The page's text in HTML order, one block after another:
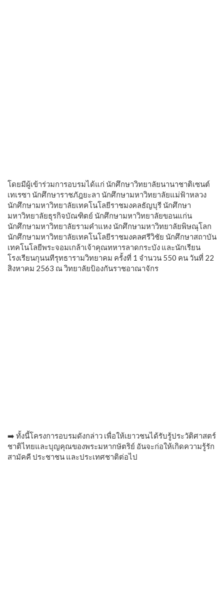
โดยมีผู้เข้าร่วมการอบรมได้แก่ นักศึกษาวิทยาลัยนานาชาติเซนต์
เทเรซา นักศึกษาราชภัฎยะลา นักศึกษามหาวิทยาลัยแม่ฟ้าหลวง
นักศึกษามหาวิทยาลัยเทคโนโลยีราชมงคลธัญบุรี นักศึกษา
มหาวิทยาลัยธุรกิจบัณฑิตย์ นักศึกษามหาวิทยาลัยขอนแก่น
นักศึกษามหาวิทยาลัยรามคำแหง นักศึกษามหาวิทยาลัยพิษณุโลก
นักศึกษามหาวิทยาลัยเทคโนโลยีราชมงคลศรีวิชัย นักศึกษาสถาบัน
เทคโนโลยีพระจอมเกล้าเจ้าคุณทหารลาดกระบัง และนักเรียน
โรงเรียนกุนนทีรุทธารามวิทยาคม ครั้งที่ 1 จำนวน 550 คน วันที่ 22
สิงหาคม 2563 ณ วิทยาลัยป้องกันราชอาณาจักร
➡️ ทั้งนี้โครงการอบรมดังกล่าว เพื่อให้เยาวชนได้รับรู้ประวัติศาสตร์
ชาติไทยและบุญคุณของพระมหากษัตริย์ อันจะก่อให้เกิดความรู้รัก
สามัคคี ประชาชน และประเทศชาติต่อไป